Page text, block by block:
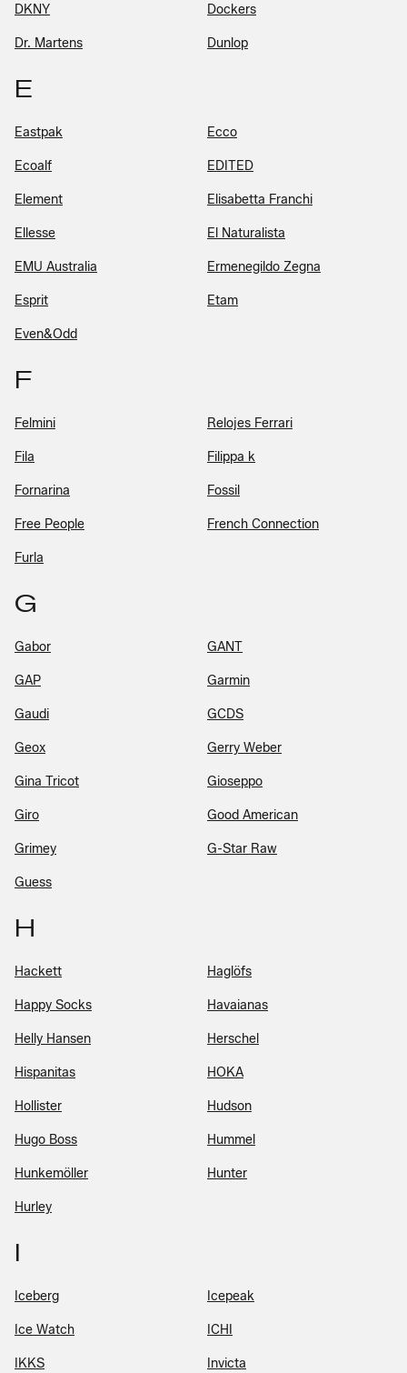
DKNY Dockers
Dr. Martens Dunlop
E
Eastpak Ecco
Ecoalf EDITED
Element Elisabetta Franchi
Ellesse El Naturalista
EMU Australia Ermenegildo Zegna
Esprit Etam
Even&Odd
F
Felmini Relojes Ferrari
Fila Filippa k
Fornarina Fossil
Free People French Connection
Furla
G
Gabor GANT
GAP Garmin
Gaudi GCDS
Geox Gerry Weber
Gina Tricot Gioseppo
Giro Good American
Grimey G-Star Raw
Guess
H
Hackett Haglöfs
Happy Socks Havaianas
Helly Hansen Herschel
Hispanitas HOKA
Hollister Hudson
Hugo Boss Hummel
Hunkemöller Hunter
Hurley
I
Iceberg Icepeak
Ice Watch ICHI
IKKS Invicta